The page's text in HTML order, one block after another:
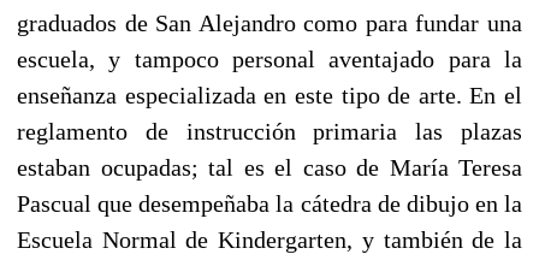
graduados de San Alejandro como para fundar una
escuela, y tampoco personal aventajado para la
enseñanza especializada en este tipo de arte. En el
reglamento de instrucción primaria las plazas
estaban ocupadas; tal es el caso de María Teresa
Pascual que desempeñaba la cátedra de dibujo en la
Escuela Normal de Kindergarten, y también de la